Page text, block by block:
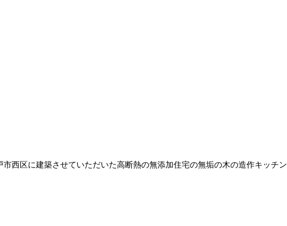
西区に建築させていただいた高断熱の無添加住宅の無垢の木の造作キッチン